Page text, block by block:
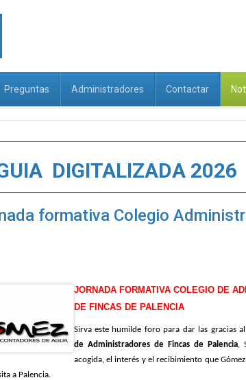
Preguntas Administradores Contactar
DIGITALIZADA 2026
formativa Colegio
JORNADAFORMATIVA COLEGIO DE
DE FINCAS DE PALENCIA
Sirva este humilde foro para dar las gracias
de Administradores de Fincas de Palencia,
acogida, el interés y el recibimiento que
a Palencia.